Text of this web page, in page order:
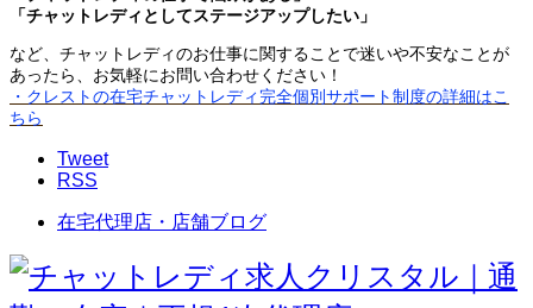
「チャットレディとしてステージアップしたい」
など、チャットレディのお仕事に関することで迷いや不安なことが
あったら、お気軽にお問い合わせください！
・クレストの在宅チャットレディ完全個別サポート制度の詳細はこ
ちら
Tweet
RSS
在宅代理店・店舗ブログ